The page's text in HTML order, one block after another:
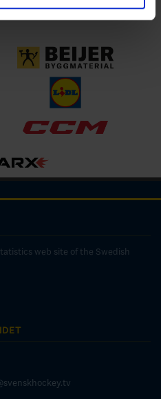
web site of the Swedish